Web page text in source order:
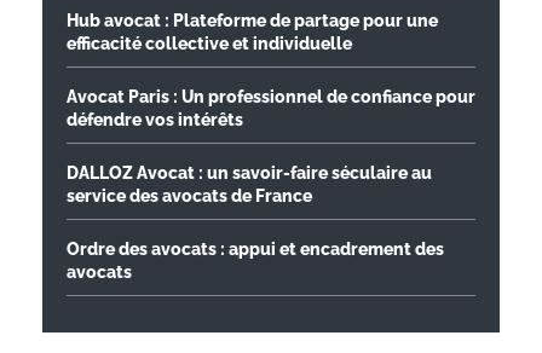
Hub avocat : Plateforme de partage pour une
efficacité collective et individuelle
Avocat Paris : Un professionnel de confiance pour
défendre vos intérêts
DALLOZ Avocat : un savoir-faire séculaire au
service des avocats de France
Ordre des avocats : appui et encadrement des
avocats